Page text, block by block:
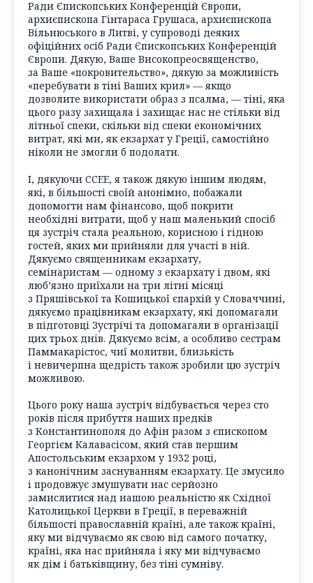
Ради Єпископських Конференцій Європи,
архиєпископа Гінтараса Грушаса, архиєпископа
Вільнюського в Литві, у супроводі деяких
офіційних осіб Ради Єпископських Конференцій
Європи. Дякую, Ваше Високопреосвященство,
за Ваше «покровительство», дякую за можливість
«перебувати в тіні Ваших крил» — якщо
дозволите використати образ з псалма, — тіні, яка
цього разу захищала і захищає нас не стільки від
літньої спеки, скільки від спеки економічних
витрат, які ми, як екзархат у Греції, самостійно
ніколи не змогли б подолати.
І, дякуючи CCEE, я також дякую іншим людям,
які, в більшості своїй анонімно, побажали
допомогти нам фінансово, щоб покрити
необхідні витрати, щоб у наш маленький спосіб
ця зустріч стала реальною, корисною і гідною
гостей, яких ми прийняли для участі в ній.
Дякуємо священникам екзархату,
семінаристам — одному з екзархату і двом, які
люб’язно приїхали на три літні місяці
з Пряшівської та Кошицької єпархій у Словаччині,
дякуємо працівникам екзархату, які допомагали
в підготовці Зустрічі та допомагали в організації
цих трьох днів. Дякуємо всім, а особливо сестрам
Паммакарістос, чиї молитви, близькість
і невичерпна щедрість також зробили цю зустріч
можливою.
Цього року наша зустріч відбувається через сто
років після прибуття наших предків
з Константинополя до Афін разом з єпископом
Георгієм Калавасісом, який став першим
Апостольським екзархом у 1932 році,
з канонічним заснуванням екзархату. Це змусило
і продовжує змушувати нас серйозно
замислитися над нашою реальністю як Східної
Католицької Церкви в Греції, в переважній
більшості православній країні, але також країні,
яку ми відчуваємо як свою від самого початку,
країні, яка нас прийняла і яку ми відчуваємо
як дім і батьківщину, без тіні сумніву.